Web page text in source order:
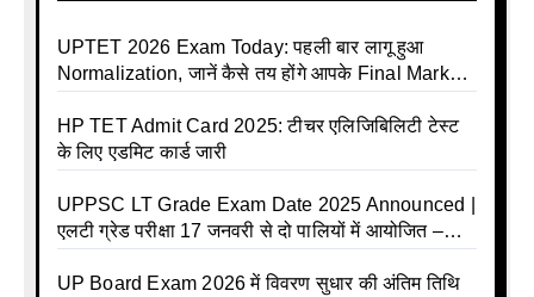
UPTET 2026 Exam Today: पहली बार लागू हुआ
Normalization, जानें कैसे तय होंगे आपके Final Marks
HP TET Admit Card 2025: टीचर एलिजिबिलिटी टेस्ट
के लिए एडमिट कार्ड जारी
UPPSC LT Grade Exam Date 2025 Announced |
एलटी ग्रेड परीक्षा 17 जनवरी से दो पालियों में आयोजित –
UP Board Exam 2026 में विवरण सुधार की अंतिम तिथि